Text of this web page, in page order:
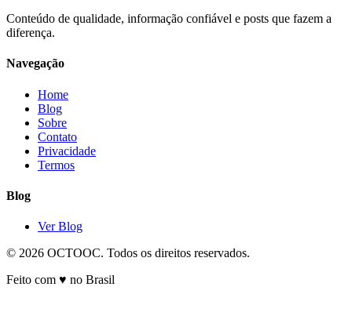
Conteúdo de qualidade, informação confiável e posts que fazem a
diferença.
Navegação
Home
Blog
Sobre
Contato
Privacidade
Termos
Blog
Ver Blog
© 2026 OCTOOC. Todos os direitos reservados.
Feito com ♥ no Brasil